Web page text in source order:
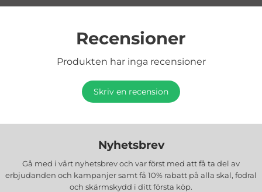
Recensioner
Produkten har inga recensioner
Skriv en recension
Nyhetsbrev
Gå med i vårt nyhetsbrev och var först med att få ta del av
erbjudanden och kampanjer samt få 10% rabatt på alla skal, fodral
och skärmskydd i ditt första köp.